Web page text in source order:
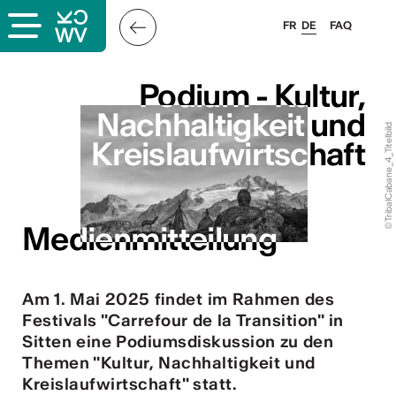
Logo
FAQ
FR DE
Podium - Kultur,
Nachhaltigkeit und
Kreislaufwirtschaft
Medienmitteilung
©TribalCabane_4_Titelbild
Podium - Kultur,
Nachhaltigkeit und
Kreislaufwirtschaft
Medienmitteilung
Am 1. Mai 2025 findet im Rahmen des
Festivals "Carrefour de la Transition" in
Sitten eine Podiumsdiskussion zu den
Themen "Kultur, Nachhaltigkeit und
Kreislaufwirtschaft" statt.